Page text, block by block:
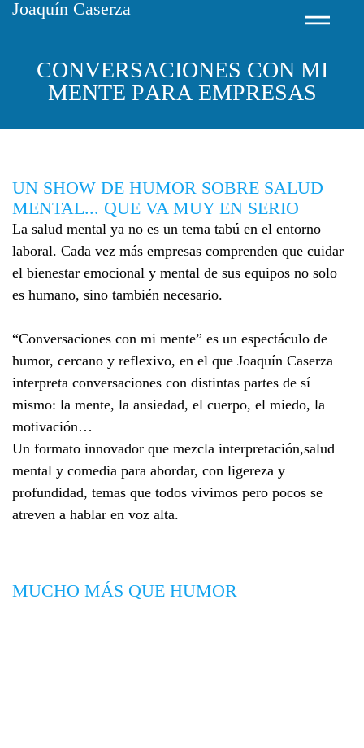
Joaquín Caserza
CONVERSACIONES CON MI
MENTE PARA EMPRESAS
UN SHOW DE HUMOR SOBRE SALUD
MENTAL... QUE VA MUY EN SERIO
La salud mental ya no es un tema tabú en el entorno
laboral. Cada vez más empresas comprenden que cuidar
el bienestar emocional y mental de sus equipos no solo
es humano, sino también necesario.
“Conversaciones con mi mente” es un espectáculo de
humor, cercano y reflexivo, en el que Joaquín Caserza
interpreta conversaciones con distintas partes de sí
mismo: la mente, la ansiedad, el cuerpo, el miedo, la
motivación…
Un formato innovador que mezcla interpretación,salud
mental y comedia para abordar, con ligereza y
profundidad, temas que todos vivimos pero pocos se
atreven a hablar en voz alta.
MUCHO MÁS QUE HUMOR